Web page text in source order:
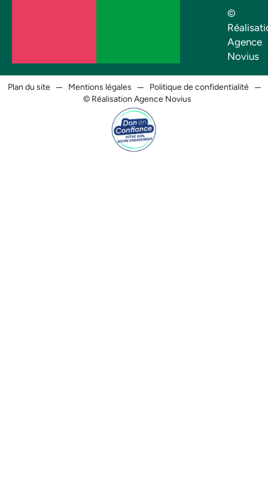
©
Agence
Novius
Plan du site Mentions légales
Politique de confidentialité
© Réalisation Agence Novius